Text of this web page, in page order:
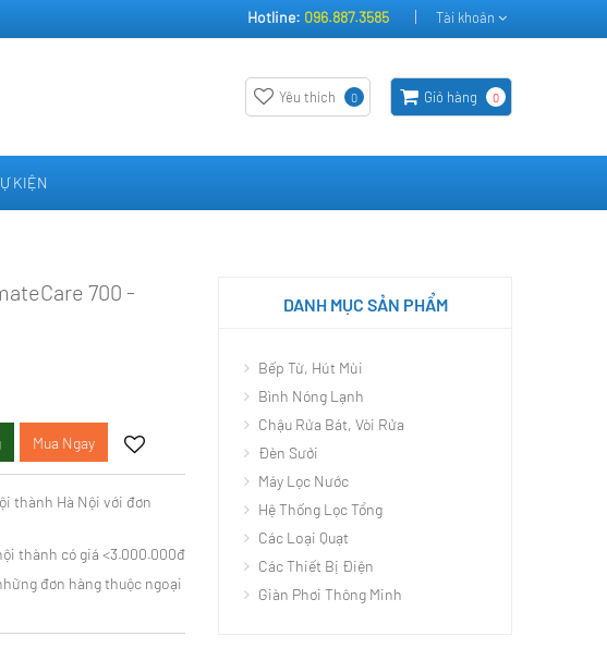
Hotline: 096.887.3585 Tài khoản
Yêu thích 0 Giỏ hàng 0
KIỆN
700 -
Mua Ngay
thành Hà Nội với đơn
thành có giá <3.000.000đ
đơn hàng thuộc ngoại
DANH MỤC SẢN PHẨM
Bếp Từ, Hút Mùi
Bình Nóng Lạnh
Chậu Rửa Bát, Vòi Rửa
Đèn Sưởi
Máy Lọc Nước
Hệ Thống Lọc Tổng
Các Loại Quạt
Các Thiết Bị Điện
Giàn Phơi Thông Minh